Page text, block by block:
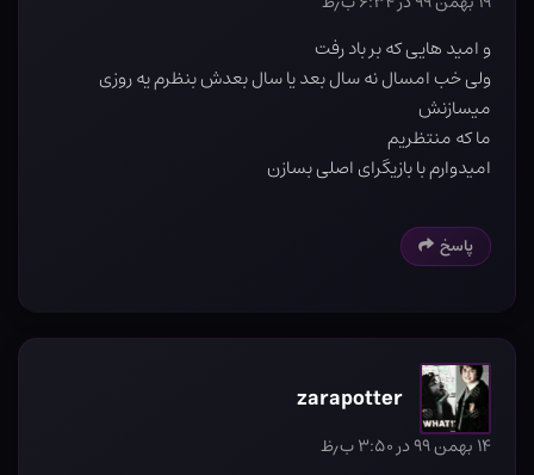
و امید هایی که بر باد رفت
ولی خب امسال نه سال بعد یا سال بعدش بنظرم یه روزی
میسازنش
ما که منتظریم
امیدوارم با بازیگرای اصلی بسازن
پاسخ
zarapotter
۱۴ بهمن ۹۹ در ۳:۵۰ ب٫ظ